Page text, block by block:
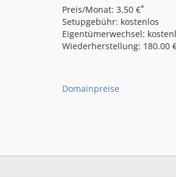
Preis/Monat: 3.50 €*
Setupgebühr: kostenlos
Eigentümerwechsel:
Wiederherstellung: 180.00
Domainpreise